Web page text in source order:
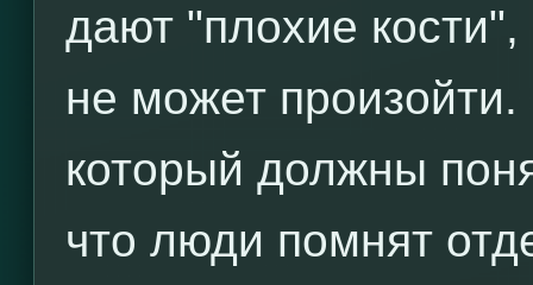
дают "плохие кости",
не может
который должны
что люди помнят